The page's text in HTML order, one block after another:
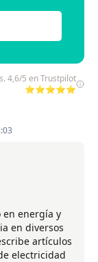
4,6/5 en Trustpilot
⭐⭐⭐⭐⭐
en energía y
en diversos
artículos
electricidad